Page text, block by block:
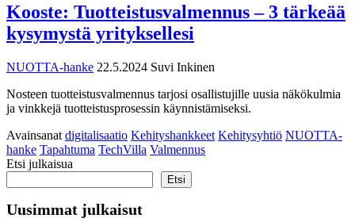
Kooste: Tuotteistusvalmennus – 3 tärkeää
kysymystä yrityksellesi
NUOTTA-hanke 22.5.2024 Suvi Inkinen
Nosteen tuotteistusvalmennus tarjosi osallistujille uusia näkökulmia
ja vinkkejä tuotteistusprosessin käynnistämiseksi.
Avainsanat digitalisaatio Kehityshankkeet Kehitysyhtiö NUOTTA-
hanke Tapahtuma TechVilla Valmennus
Etsi julkaisua
Etsi
Uusimmat julkaisut